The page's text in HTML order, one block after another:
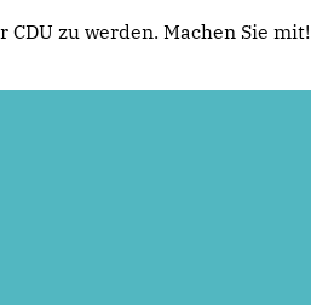
zu werden. Machen Sie mit!